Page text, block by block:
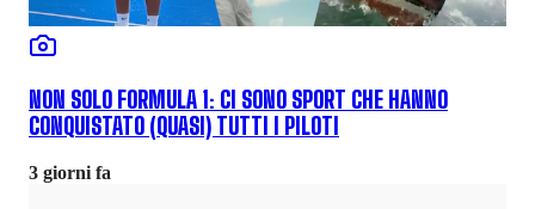
NON SOLO FORMULA 1: CI SONO SPORT CHE HANNO
CONQUISTATO (QUASI) TUTTI I PILOTI
3 giorni fa